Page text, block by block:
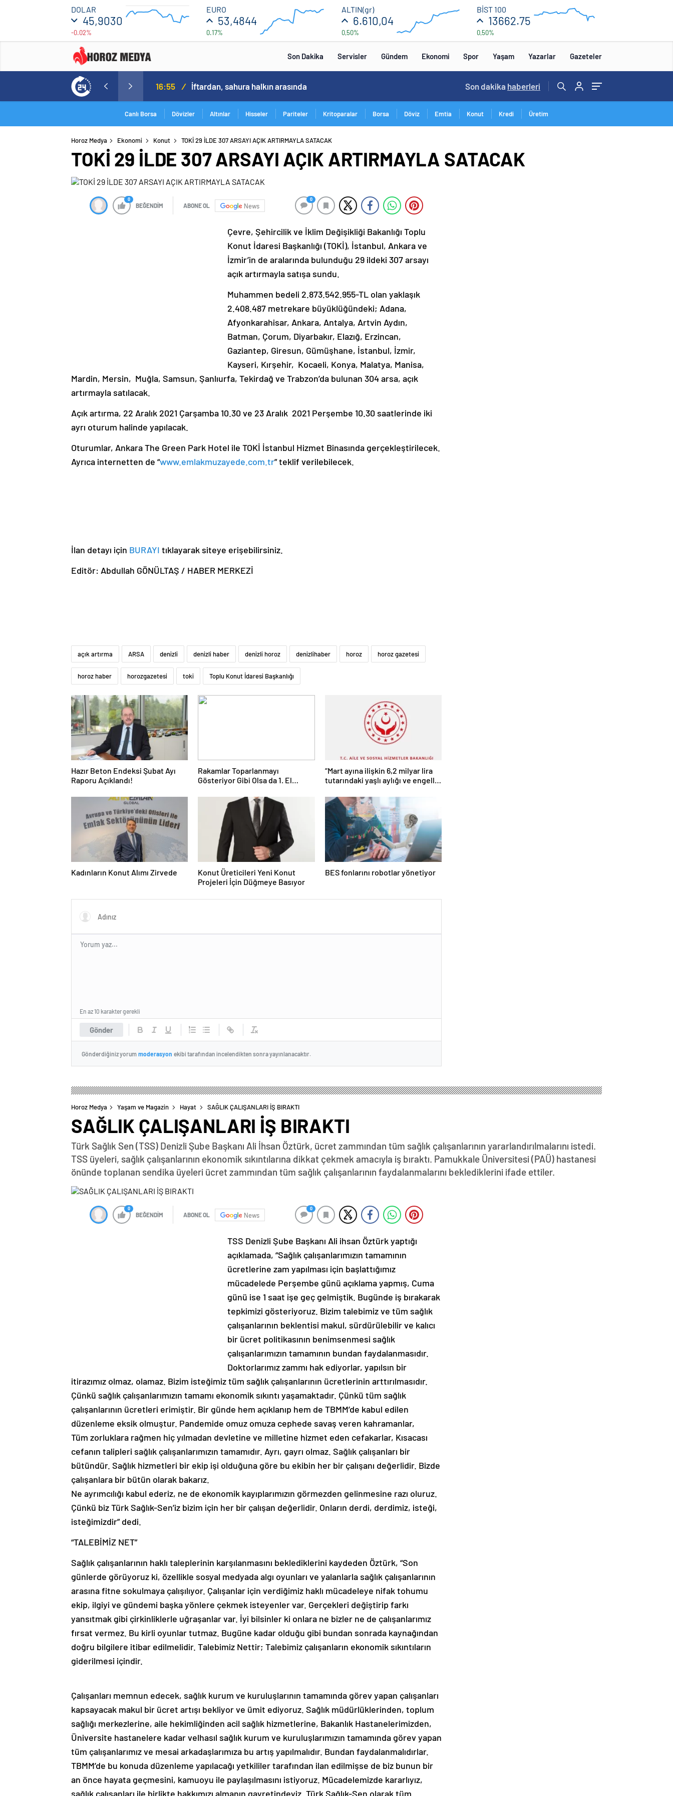
DOLAR
45,9030
-0.02%
12:00 16:00
EURO
53,4844
0.17%
12:00 16:00
ALTIN(gr)
6.610,04
0,50%
12:00 16:00
BİST 100
13662.75
0,50%
00:00
Son Dakika Servisler Gündem Ekonomi Spor Yaşam Yazarlar Gazeteler
16:55 / İftardan, sahura halkın arasında 16:09 /
Son dakika haberleri
Canlı Borsa Dövizler Altınlar Hisseler Pariteler Kritoparalar Borsa Döviz Emtia Konut Kredi Üretim
Horoz Medya Ekonomi Konut TOKİ 29 İLDE 307 ARSAYI AÇIK ARTIRMAYLA SATACAK
TOKİ 29 İLDE 307 ARSAYI AÇIK ARTIRMAYLA SATACAK
0
BEĞENDİM ABONE OL News
0
Çevre, Şehircilik ve İklim Değişikliği Bakanlığı Toplu
Konut İdaresi Başkanlığı (TOKİ), İstanbul, Ankara ve
İzmir’in de aralarında bulunduğu 29 ildeki 307 arsayı
açık artırmayla satışa sundu.
Muhammen bedeli 2.873.542.955-TL olan yaklaşık
2.408.487 metrekare büyüklüğündeki; Adana,
Afyonkarahisar, Ankara, Antalya, Artvin Aydın,
Batman, Çorum, Diyarbakır, Elazığ, Erzincan,
Gaziantep, Giresun, Gümüşhane, İstanbul, İzmir,
Kayseri, Kırşehir, Kocaeli, Konya, Malatya, Manisa,
Mardin, Mersin, Muğla, Samsun, Şanlıurfa, Tekirdağ ve Trabzon’da bulunan 304 arsa, açık
artırmayla satılacak.
Açık artırma, 22 Aralık 2021 Çarşamba 10.30 ve 23 Aralık 2021 Perşembe 10.30 saatlerinde iki
ayrı oturum halinde yapılacak.
Oturumlar, Ankara The Green Park Hotel ile TOKİ İstanbul Hizmet Binasında gerçekleştirilecek.
Ayrıca internetten de “www.emlakmuzayede.com.tr” teklif verilebilecek.
İlan detayı için BURAYI tıklayarak siteye erişebilirsiniz.
Editör: Abdullah GÖNÜLTAŞ / HABER MERKEZİ
açık artırma ARSA denizli denizli haber denizli horoz denizlihaber horoz horoz gazetesi
horoz haber horozgazetesi toki Toplu Konut İdaresi Başkanlığı
Hazır Beton Endeksi Şubat Ayı
Raporu Açıklandı!
Rakamlar Toparlanmayı
Gösteriyor Gibi Olsa da 1. El
Sadece Yarısı
“Mart ayına ilişkin 6,2 milyar lira
tutarındaki yaşlı aylığı ve engelli
Kadınların Konut Alımı Zirvede
Konut Üreticileri Yeni Konut
Projeleri İçin Düğmeye Basıyor
BES fonlarını robotlar yönetiyor
Gönder
En az 10 karakter gerekli
Gönderdiğiniz yorum moderasyon ekibi tarafından incelendikten sonra yayınlanacaktır.
Horoz Medya Yaşam ve Magazin Hayat SAĞLIK ÇALIŞANLARI İŞ BIRAKTI
SAĞLIK ÇALIŞANLARI İŞ BIRAKTI
Türk Sağlık Sen (TSS) Denizli Şube Başkanı Ali İhsan Öztürk, ücret zammından tüm sağlık çalışanlarının yararlandırılmalarını istedi.
TSS üyeleri, sağlık çalışanlarının ekonomik sıkıntılarına dikkat çekmek amacıyla iş bıraktı. Pamukkale Üniversitesi (PAÜ) hastanesi
önünde toplanan sendika üyeleri ücret zammından tüm sağlık çalışanlarının faydalanmalarını beklediklerini ifade ettiler.
0
BEĞENDİM ABONE OL News
0
TSS Denizli Şube Başkanı Ali ihsan Öztürk yaptığı
açıklamada, “Sağlık çalışanlarımızın tamamının
ücretlerine zam yapılması için başlattığımız
mücadelede Perşembe günü açıklama yapmış, Cuma
günü ise 1 saat işe geç gelmiştik. Bugünde iş bırakarak
tepkimizi gösteriyoruz. Bizim talebimiz ve tüm sağlık
çalışanlarının beklentisi makul, sürdürülebilir ve kalıcı
bir ücret politikasının benimsenmesi sağlık
çalışanlarımızın tamamının bundan faydalanmasıdır.
Doktorlarımız zammı hak ediyorlar, yapılsın bir
itirazımız olmaz, olamaz. Bizim isteğimiz tüm sağlık çalışanlarının ücretlerinin arttırılmasıdır.
Çünkü sağlık çalışanlarımızın tamamı ekonomik sıkıntı yaşamaktadır. Çünkü tüm sağlık
çalışanlarının ücretleri erimiştir. Bir günde hem açıklanıp hem de TBMM’de kabul edilen
düzenleme eksik olmuştur. Pandemide omuz omuza cephede savaş veren kahramanlar,
Tüm zorluklara rağmen hiç yılmadan devletine ve milletine hizmet eden cefakarlar, Kısacası
cefanın talipleri sağlık çalışanlarımızın tamamıdır. Ayrı, gayrı olmaz. Sağlık çalışanları bir
bütündür. Sağlık hizmetleri bir ekip işi olduğuna göre bu ekibin her bir çalışanı değerlidir. Bizde
çalışanlara bir bütün olarak bakarız.
Ne ayrımcılığı kabul ederiz, ne de ekonomik kayıplarımızın görmezden gelinmesine razı oluruz.
Çünkü biz Türk Sağlık-Sen’iz bizim için her bir çalışan değerlidir. Onların derdi, derdimiz, isteği,
isteğimizdir” dedi.
“TALEBİMİZ NET”
Sağlık çalışanlarının haklı taleplerinin karşılanmasını beklediklerini kaydeden Öztürk, “Son
günlerde görüyoruz ki, özellikle sosyal medyada algı oyunları ve yalanlarla sağlık çalışanlarının
arasına fitne sokulmaya çalışılıyor. Çalışanlar için verdiğimiz haklı mücadeleye nifak tohumu
ekip, ilgiyi ve gündemi başka yönlere çekmek isteyenler var. Gerçekleri değiştirip farkı
yansıtmak gibi çirkinliklerle uğraşanlar var. İyi bilsinler ki onlara ne bizler ne de çalışanlarımız
fırsat vermez. Bu kirli oyunlar tutmaz. Bugüne kadar olduğu gibi bundan sonrada kaynağından
doğru bilgilere itibar edilmelidir. Talebimiz Nettir; Talebimiz çalışanların ekonomik sıkıntıların
giderilmesi içindir.
Çalışanları memnun edecek, sağlık kurum ve kuruluşlarının tamamında görev yapan çalışanları
kapsayacak makul bir ücret artışı bekliyor ve ümit ediyoruz. Sağlık müdürlüklerinden, toplum
sağlığı merkezlerine, aile hekimliğinden acil sağlık hizmetlerine, Bakanlık Hastanelerimizden,
Üniversite hastanelere kadar velhasıl sağlık kurum ve kuruluşlarımızın tamamında görev yapan
tüm çalışanlarımız ve mesai arkadaşlarımıza bu artış yapılmalıdır. Bundan faydalanmalıdırlar.
TBMM’de bu konuda düzenleme yapılacağı yetkililer tarafından ilan edilmişse de biz bunun bir
an önce hayata geçmesini, kamuoyu ile paylaşılmasını istiyoruz. Mücadelemizde kararlıyız,
sağlık çalışanları ile birlikte hakkımızı almanın gayretindeyiz. Türk Sağlık-Sen olarak tüm